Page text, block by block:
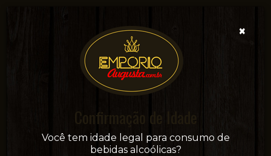
Sua conveniência e adega on-line!
×
Confirmação de Idade
Você tem idade legal para consumo de
bebidas alcoólicas?